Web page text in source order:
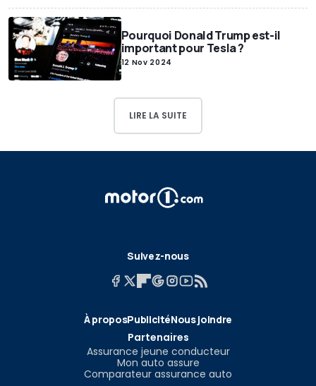
Pourquoi Donald Trump est-il
important pour Tesla ?
12 Nov 2024
LIRE LA SUITE
Suivez-nous
À proposPublicitéNous joindre
Partenaires
Assurance jeune conducteur
Mon auto assure
Comparateur assurance auto